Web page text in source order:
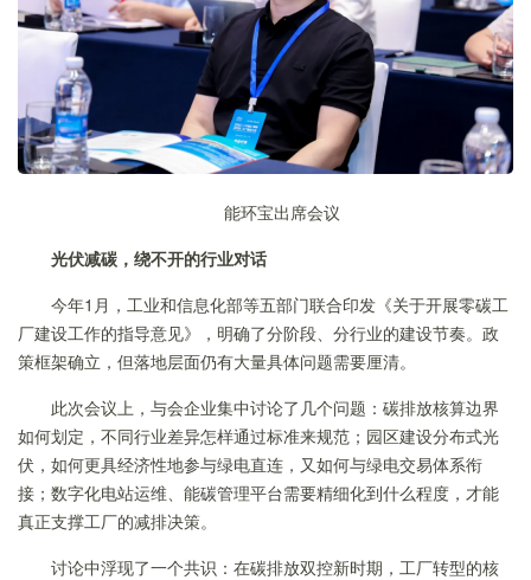
能环宝出席会议
光伏减碳，绕不开的行业对话
今年1月，工业和信息化部等五部门联合印发《关于开展零碳工
厂建设工作的指导意见》，明确了分阶段、分行业的建设节奏。政
策框架确立，但落地层面仍有大量具体问题需要厘清。
此次会议上，与会企业集中讨论了几个问题：碳排放核算边界
如何划定，不同行业差异怎样通过标准来规范；园区建设分布式光
伏，如何更具经济性地参与绿电直连，又如何与绿电交易体系衔
接；数字化电站运维、能碳管理平台需要精细化到什么程度，才能
真正支撑工厂的减排决策。
讨论中浮现了一个共识：在碳排放双控新时期，工厂转型的核